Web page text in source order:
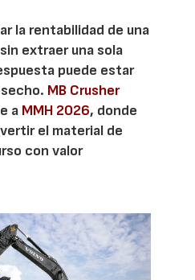
la rentabilidad de una
extraer una sola
puede estar
MB Crusher
a MMH 2026, donde
el material de
con valor